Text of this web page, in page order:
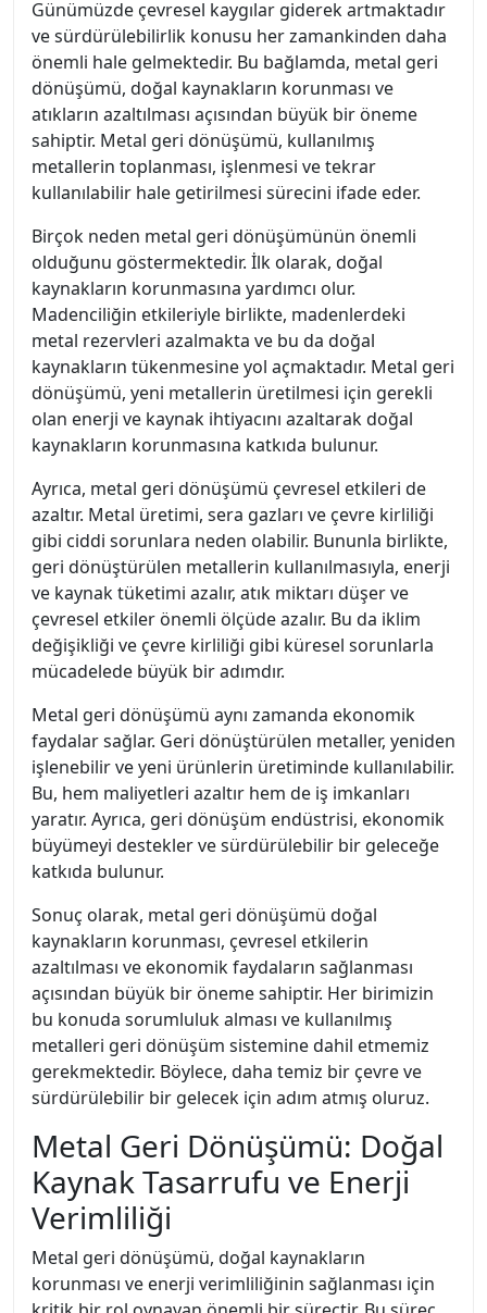
Günümüzde çevresel kaygılar giderek artmaktadır
ve sürdürülebilirlik konusu her zamankinden daha
önemli hale gelmektedir. Bu bağlamda, metal geri
dönüşümü, doğal kaynakların korunması ve
atıkların azaltılması açısından büyük bir öneme
sahiptir. Metal geri dönüşümü, kullanılmış
metallerin toplanması, işlenmesi ve tekrar
kullanılabilir hale getirilmesi sürecini ifade eder.
Birçok neden metal geri dönüşümünün önemli
olduğunu göstermektedir. İlk olarak, doğal
kaynakların korunmasına yardımcı olur.
Madenciliğin etkileriyle birlikte, madenlerdeki
metal rezervleri azalmakta ve bu da doğal
kaynakların tükenmesine yol açmaktadır. Metal geri
dönüşümü, yeni metallerin üretilmesi için gerekli
olan enerji ve kaynak ihtiyacını azaltarak doğal
kaynakların korunmasına katkıda bulunur.
Ayrıca, metal geri dönüşümü çevresel etkileri de
azaltır. Metal üretimi, sera gazları ve çevre kirliliği
gibi ciddi sorunlara neden olabilir. Bununla birlikte,
geri dönüştürülen metallerin kullanılmasıyla, enerji
ve kaynak tüketimi azalır, atık miktarı düşer ve
çevresel etkiler önemli ölçüde azalır. Bu da iklim
değişikliği ve çevre kirliliği gibi küresel sorunlarla
mücadelede büyük bir adımdır.
Metal geri dönüşümü aynı zamanda ekonomik
faydalar sağlar. Geri dönüştürülen metaller, yeniden
işlenebilir ve yeni ürünlerin üretiminde kullanılabilir.
Bu, hem maliyetleri azaltır hem de iş imkanları
yaratır. Ayrıca, geri dönüşüm endüstrisi, ekonomik
büyümeyi destekler ve sürdürülebilir bir geleceğe
katkıda bulunur.
Sonuç olarak, metal geri dönüşümü doğal
kaynakların korunması, çevresel etkilerin
azaltılması ve ekonomik faydaların sağlanması
açısından büyük bir öneme sahiptir. Her birimizin
bu konuda sorumluluk alması ve kullanılmış
metalleri geri dönüşüm sistemine dahil etmemiz
gerekmektedir. Böylece, daha temiz bir çevre ve
sürdürülebilir bir gelecek için adım atmış oluruz.
Metal Geri Dönüşümü: Doğal
Kaynak Tasarrufu ve Enerji
Verimliliği
Metal geri dönüşümü, doğal kaynakların
korunması ve enerji verimliliğinin sağlanması için